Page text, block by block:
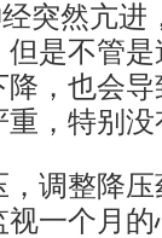
突然亢进
是不管
，也会
，特别
调整降
一个月